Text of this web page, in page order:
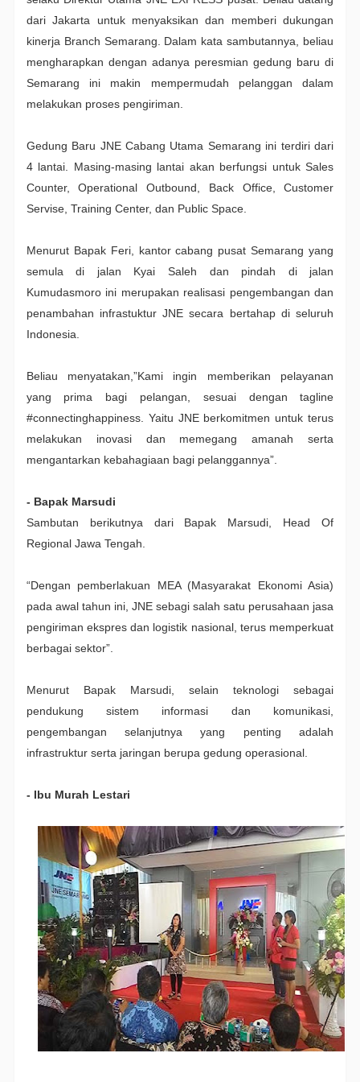
dari Jakarta untuk menyaksikan dan memberi dukungan
kinerja Branch Semarang. Dalam kata sambutannya, beliau
mengharapkan dengan adanya peresmian gedung baru di
Semarang ini makin mempermudah pelanggan dalam
melakukan proses pengiriman.
Gedung Baru JNE Cabang Utama Semarang ini terdiri dari
4 lantai. Masing-masing lantai akan berfungsi untuk Sales
Counter, Operational Outbound, Back Office, Customer
Servise, Training Center, dan Public Space.
Menurut Bapak Feri, kantor cabang pusat Semarang yang
semula di jalan Kyai Saleh dan pindah di jalan
Kumudasmoro ini merupakan realisasi pengembangan dan
penambahan infrastuktur JNE secara bertahap di seluruh
Indonesia.
Beliau menyatakan,”Kami ingin memberikan pelayanan
yang prima bagi pelangan, sesuai dengan tagline
#connectinghappiness. Yaitu JNE berkomitmen untuk terus
melakukan inovasi dan memegang amanah serta
mengantarkan kebahagiaan bagi pelanggannya”.
- Bapak Marsudi
Sambutan berikutnya dari Bapak Marsudi, Head Of
Regional Jawa Tengah.
“Dengan pemberlakuan MEA (Masyarakat Ekonomi Asia)
pada awal tahun ini, JNE sebagi salah satu perusahaan jasa
pengiriman ekspres dan logistik nasional, terus memperkuat
berbagai sektor”.
Menurut Bapak Marsudi, selain teknologi sebagai
pendukung sistem informasi dan komunikasi,
pengembangan selanjutnya yang penting adalah
infrastruktur serta jaringan berupa gedung operasional.
- Ibu Murah Lestari